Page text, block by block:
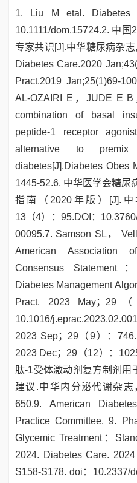
1. Liu M etal. Diabetes
10.1111/dom.15724.2. 中
专家共识[J].中华糖尿病杂
Diabetes Care.2020
Pract.2019 Jan;25(1)69-
AL-OZAIRI E，JUDE E B
combination of basal
peptide-1 receptor
alternative to
diabetes[J].Diabetes Obes
1445-52.6. 中华医学会糖尿
指南（2020年版）[J].
13（4）：95.DOI：
00095.7. Samson SL，
American Association
Consensus Statement
Diabetes Management
Pract. 2023 May；29
10.1016/
2023 Sep；29（9）：
2023 Dec；29（12）：
肽-1受体激动剂复方制剂用
建议.中华内分泌代谢杂
650.9. American
Practice Committee. 9.
Glycemic Treatment：
2024. Diabetes Care.
S158-S178. doi：10.2337/